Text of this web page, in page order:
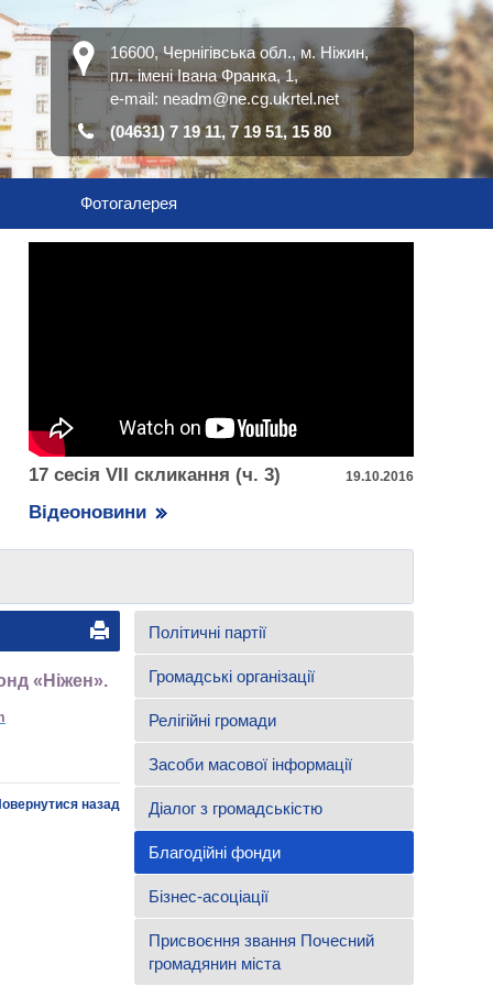
16600, Чернігівська обл., м. Ніжин,
пл. імені Івана Франка, 1,
е-mail: neadm@ne.cg.ukrtel.net
(04631) 7 19 11, 7 19 51, 15 80
Фотогалерея
17 сесія VІІ скликання (ч. 3) 19.10.2016
Відеоновини
«Ніжен».
назад
Політичні партії
Громадські організації
Релігійні громади
Засоби масової інформації
Діалог з громадськістю
Благодійні фонди
Бізнес-асоціації
Присвоєння звання Почесний
громадянин міста